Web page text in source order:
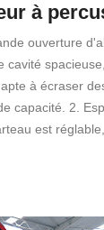
à
ouverture
cavité
à écraser
capacité. 2.
est